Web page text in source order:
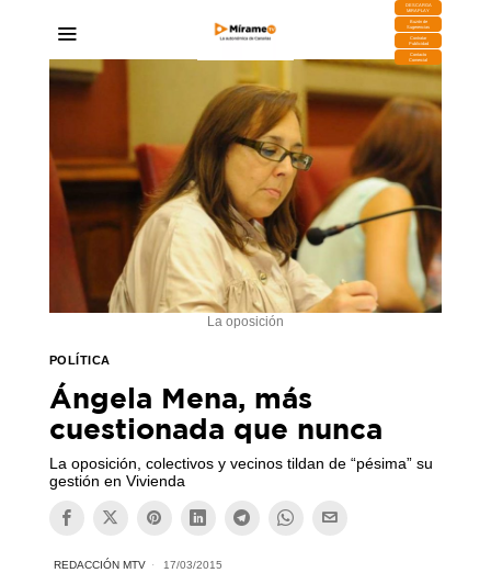
DESCARGA
MIRAPLAY
Buzón de
Sugerencias
Contratar
Publicidad
Contacto
Comercial
La oposición
POLÍTICA
Ángela Mena, más
cuestionada que nunca
La oposición, colectivos y vecinos tildan de “pésima” su
gestión en Vivienda
REDACCIÓN MTV 17/03/2015